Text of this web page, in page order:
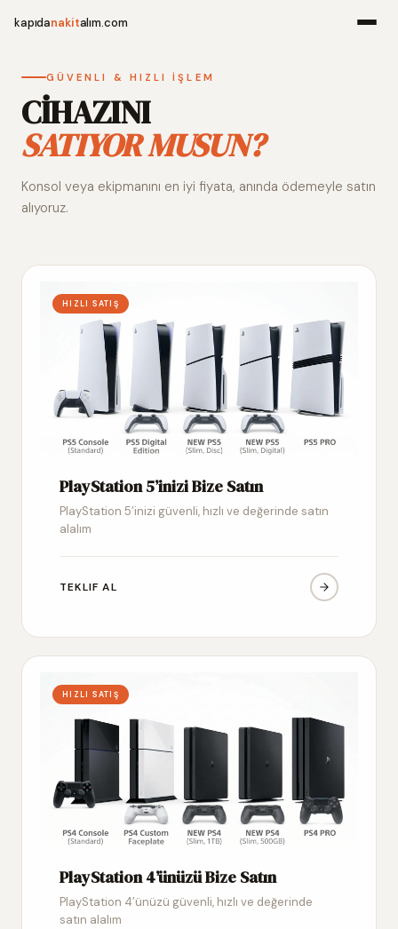
kapıdanakitalım.com
Alım
GÜVENLI & HIZLI İŞLEM
CİHAZINI
SATIYOR MUSUN?
Konsol veya ekipmanını en iyi fiyata, anında ödemeyle satın
alıyoruz.
HIZLI SATIŞ
PlayStation 5’inizi Bize Satın
PlayStation 5’inizi güvenli, hızlı ve değerinde satın
alalım
TEKLIF AL
HIZLI SATIŞ
PlayStation 4’ünüzü Bize Satın
PlayStation 4’ünüzü güvenli, hızlı ve değerinde
satın alalım